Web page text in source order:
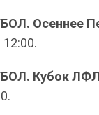
Осеннее
Кубок